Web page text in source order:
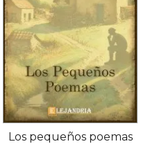
Los pequeños poemas